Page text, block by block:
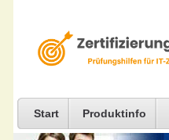
Start Produktinfo